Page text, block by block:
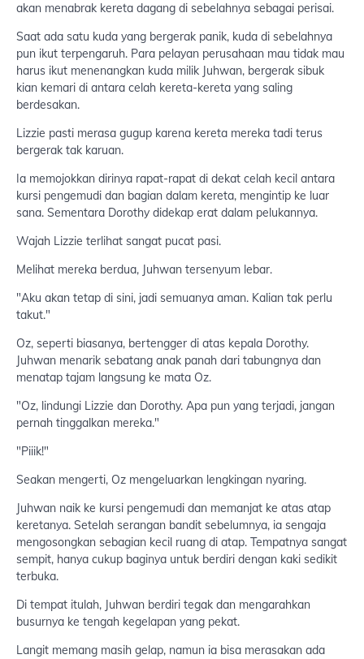
akan menabrak kereta dagang di sebelahnya sebagai perisai.
Saat ada satu kuda yang bergerak panik, kuda di sebelahnya
pun ikut terpengaruh. Para pelayan perusahaan mau tidak mau
harus ikut menenangkan kuda milik Juhwan, bergerak sibuk
kian kemari di antara celah kereta-kereta yang saling
berdesakan.
Lizzie pasti merasa gugup karena kereta mereka tadi terus
bergerak tak karuan.
Ia memojokkan dirinya rapat-rapat di dekat celah kecil antara
kursi pengemudi dan bagian dalam kereta, mengintip ke luar
sana. Sementara Dorothy didekap erat dalam pelukannya.
Wajah Lizzie terlihat sangat pucat pasi.
Melihat mereka berdua, Juhwan tersenyum lebar.
"Aku akan tetap di sini, jadi semuanya aman. Kalian tak perlu
takut."
Oz, seperti biasanya, bertengger di atas kepala Dorothy.
Juhwan menarik sebatang anak panah dari tabungnya dan
menatap tajam langsung ke mata Oz.
"Oz, lindungi Lizzie dan Dorothy. Apa pun yang terjadi, jangan
pernah tinggalkan mereka."
"Piiik!"
Seakan mengerti, Oz mengeluarkan lengkingan nyaring.
Juhwan naik ke kursi pengemudi dan memanjat ke atas atap
keretanya. Setelah serangan bandit sebelumnya, ia sengaja
mengosongkan sebagian kecil ruang di atap. Tempatnya sangat
sempit, hanya cukup baginya untuk berdiri dengan kaki sedikit
terbuka.
Di tempat itulah, Juhwan berdiri tegak dan mengarahkan
busurnya ke tengah kegelapan yang pekat.
Langit memang masih gelap, namun ia bisa merasakan ada